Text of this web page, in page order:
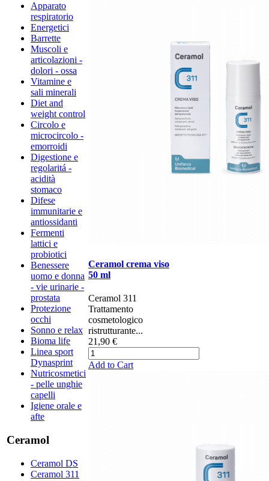
Apparato
respiratorio
Energetici
Barrette
Muscoli e
articolazioni -
dolori - ossa
Vitamine e
sali minerali
Diet and
weight control
Circolo e
microcircolo -
emorroidi
Digestione e
regolaritá -
acidità
stomaco
Difese
immunitarie e
antiossidanti
Fermenti
lattici e
probiotici
Benessere
uomo e donna
- vie urinarie -
prostata
Protezione
occhi
Sonno e relax
Bioma life
Linea sport
Dynasprint
Nutricosmetici
- pelle unghie
capelli
Igiene orale e
afte
Ceramol
Ceramol DS
Ceramol 311
Ceramol crema viso
50 ml
Ceramol 311 ​​​
Trattamento
cosmetologico
ristrutturante...
21,90 €
Add to Cart